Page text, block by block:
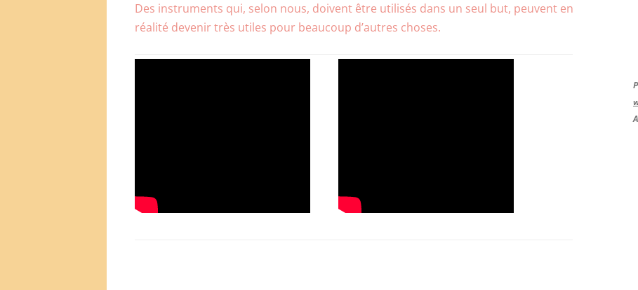
Des instruments qui, selon nous, doivent être utilisés dans un seul but, peuvent en
réalité devenir très utiles pour beaucoup d’autres choses.